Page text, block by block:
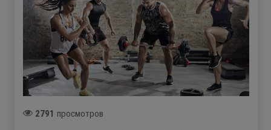
2791 просмотров